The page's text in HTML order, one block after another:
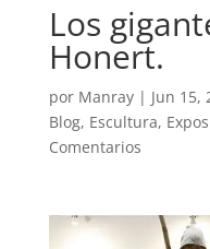
Los
Honert.
por Manray| Jun 15,
Blog, Escultura,
Comentarios